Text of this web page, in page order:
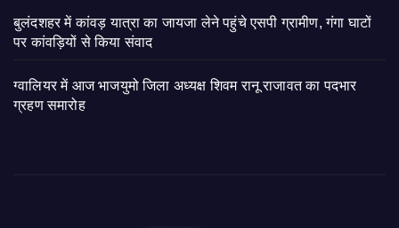
बुलंदशहर में कांवड़ यात्रा का जायजा लेने पहुंचे एसपी ग्रामीण, गंगा घाटों
पर कांवड़ियों से किया संवाद
ग्वालियर में आज भाजयुमो जिला अध्यक्ष शिवम रानू राजावत का पदभार
ग्रहण समारोह